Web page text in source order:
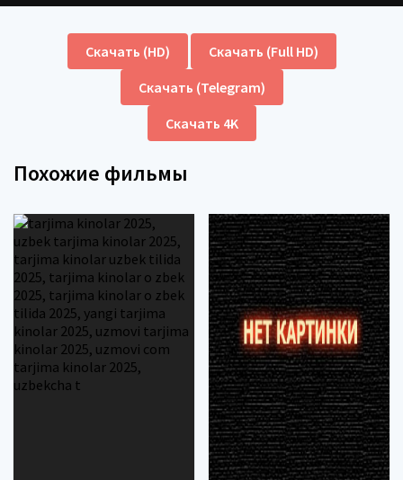
Скачать (HD)
Скачать (Full HD)
Скачать (Telegram)
Скачать 4K
Похожие фильмы